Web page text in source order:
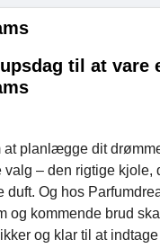
til at vare
at planlægge dit
– den rigtige kjole,
duft. Og hos
og kommende brud
og klar til at